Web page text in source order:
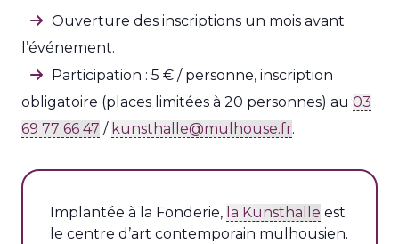
Ouverture des inscriptions un mois avant
l’événement.
Participation : 5 € / personne, inscription
obligatoire (places limitées à 20 personnes) au 03
69 77 66 47 / kunsthalle@mulhouse.fr.
Implantée à la Fonderie, la Kunsthalle est
le centre d’art contemporain mulhousien.